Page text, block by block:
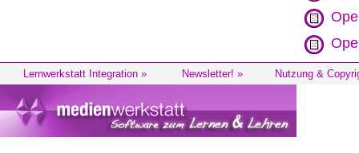
Lernwerkstatt Integration » Newsletter! » Nutzung &